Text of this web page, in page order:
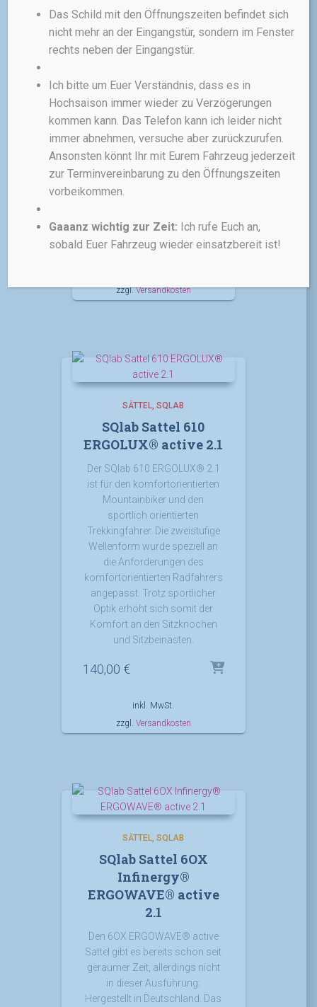
perfekte Griffergonomie für
Fortgeschrittene. Der Gravity-
und Downhillgriff bietet
groben Gelände, auch bei
Nässe und Schlamm. Der
Lieferumfang umfasst ein Paar
Texturzone der Vorder- und
Unterseite bietet den Fingern in
jeder Situation einen optimalen
Halt. Die Außenseite sorgt für
30,00€
zzgl.Versandkosten
SÄTTEL SQLAB
SQlab Sattel 610
ERGOLUX® active 2.1
Der SQlab 610 ERGOLUX® 2.1
ist für den komfortorientierten
Mountainbiker und den
sportlich orientierten
Trekkingfahrer. Die zweistufige
Wellenform wurde speziell an
die Anforderungen des
komfortorientierten Radfahrers
angepasst. Trotz sportlicher
Optik erhöht sich somit der
Komfort an den Sitzknochen
und Sitzbeinästen.
140,00 €
inkl. MwSt.
zzgl. Versandkosten
SÄTTEL SQLAB
SQlab Sattel 6OX
Infinergy®
ERGOWAVE® active
2.1
Den 6OX ERGOWAVE® active
Sattel gibt es bereits schon seit
geraumer Zeit, allerdings nicht
in dieser Ausführung:
Hergestellt in Deutschland. Das
Das Schild mit den Öffnungszeiten befindet sich
nicht mehr an der Eingangstür, sondern im Fenster
rechts neben der Eingangstür.
Ich bitte um Euer Verständnis, dass es in
Hochsaison immer wieder zu Verzögerungen
kommen kann. Das Telefon kann ich leider nicht
immer abnehmen, versuche aber zurückzurufen.
Ansonsten könnt Ihr mit Eurem Fahrzeug jederzeit
zur Terminvereinbarung zu den Öffnungszeiten
vorbeikommen.
Gaaanz wichtig zur Zeit: Ich rufe Euch an,
sobald Euer Fahrzeug wieder einsatzbereit ist!